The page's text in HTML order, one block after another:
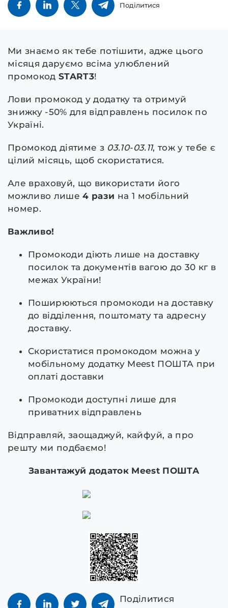
Поділитися
Ми знаємо як тебе потішити, адже цього
місяця даруємо всіма улюблений
промокодSTART3!
Лови промокод у додатку та отримуй
знижку -50% для відправлень посилок по
Україні.
Промокод діятиме з 03.10-03.11, тож у тебе є
цілий місяць, щоб скористатися.
Але враховуй, що використати його
можливо лише4 рази на 1 мобільний
номер.
Важливо!
Промокоди діють лише на доставку
посилок та документів вагою до 30 кг в
межах України!
Поширюються промокоди на доставку
до відділення, поштомату та адресну
доставку.
Скористатися промокодом можна у
мобільному додатку Meest ПОШТА при
оплаті доставки
Промокоди доступні лише для
приватних відправлень
Відправляй, заощаджуй, кайфуй, а про
решту ми подбаємо!
Завантажуй додаток Meest ПОШТА
Поділитися